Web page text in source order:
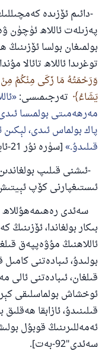
-دائىم ئۆزىدە
پەزىلەت ئاللاھ ئۈچۈن
بولمىغان بولسا ئۆزىنىڭ
توغرىدا ئاللاھ تائالا
وَرَحْمَتُهُ مَا زَكَى مِنْكُمْ مِنْ
يَشَاءُ
تەرجىمىسى:
مەرھەمىتى بولمىسا
پاك بولماس ئىدى، لېكىن
قىلىدۇ. [سۈرە نۇر 21-ئايەت].
-ئىشنى قىلىپ
ئىستىغپارنى كۆپ
سەئدى رەھىمەھۇللاھ
بىكار بولغاندا،
ئاللاھنىڭ مۇۋەپپەق
بولىدۇ، ئىبادەتنى
قىلغان، ئىبادەتنى ئالى
ئوخشاش بولماسلىقى
قىلىنىدۇ، ئازابقا
ئەمەللىرىنىڭ قوبۇل
سەئدى"92-بەت].